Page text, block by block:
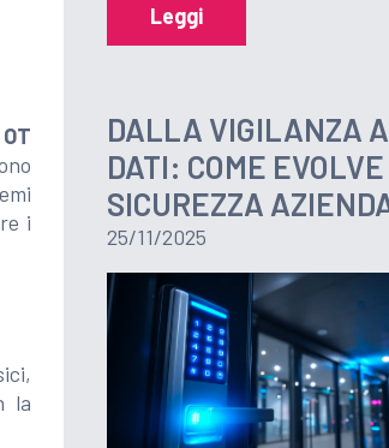
i
la
Leggi
DALLA VIGILANZA
DATI: COME
SICUREZZA
25/11/2025